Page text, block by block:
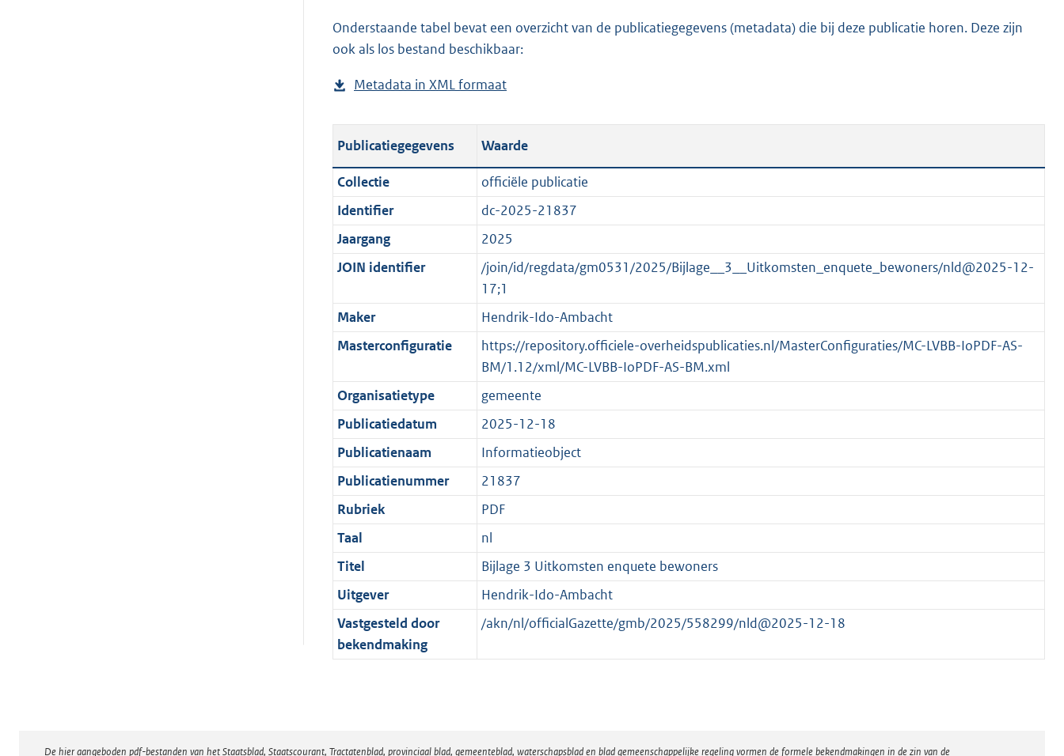
o
k
n
l
o
d
b
l
i
c
a
t
e
i
n
o
r
m
a
a
t
a
n
s
o
o
t
t
e
:
n
e
e
n
d
Onderstaande tabel bevat een overzicht van de publicatiegegevens (metadata) die bij deze publicatie horen. Deze zijn
ook als los bestand beschikbaar:
Metadata in XML formaat
s
t
a
n
d
s
g
r
o
t
t
e
:
2
K
b
Publicatiegegevens Waarde
Collectie
officiële publicatie
Identifier
dc-2025-21837
Jaargang
2025
JOIN identifier
/join/id/regdata/gm0531/2025/Bijlage__3__Uitkomsten_enquete_bewoners/nld@2025-12-
17;1
Maker
Hendrik-Ido-Ambacht
Masterconfiguratie
https://repository.officiele-overheidspublicaties.nl/MasterConfiguraties/MC-LVBB-IoPDF-AS-
BM/1.12/xml/MC-LVBB-IoPDF-AS-BM.xml
Organisatietype
gemeente
Publicatiedatum
2025-12-18
Publicatienaam
Informatieobject
Publicatienummer
21837
Rubriek
PDF
Taal
nl
Titel
Bijlage 3 Uitkomsten enquete bewoners
Uitgever
Hendrik-Ido-Ambacht
Vastgesteld door
bekendmaking
/akn/nl/officialGazette/gmb/2025/558299/nld@2025-12-18
De hier aangeboden pdf-bestanden van het Staatsblad, Staatscourant, Tractatenblad, provinciaal blad, gemeenteblad, waterschapsblad en blad gemeenschappelijke regeling vormen de formele bekendmakingen in de zin van de